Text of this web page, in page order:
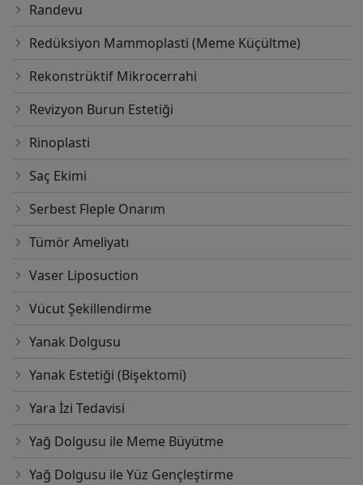
Randevu
Redüksiyon Mammoplasti (Meme Küçültme)
Rekonstrüktif Mikrocerrahi
Revizyon Burun Estetiği
Rinoplasti
Saç Ekimi
Serbest Fleple Onarım
Tümör Ameliyatı
Vaser Liposuction
Vücut Şekillendirme
Yanak Dolgusu
Yanak Estetiği (Bişektomi)
Yara İzi Tedavisi
Yağ Dolgusu ile Meme Büyütme
Yağ Dolgusu ile Yüz Gençleştirme